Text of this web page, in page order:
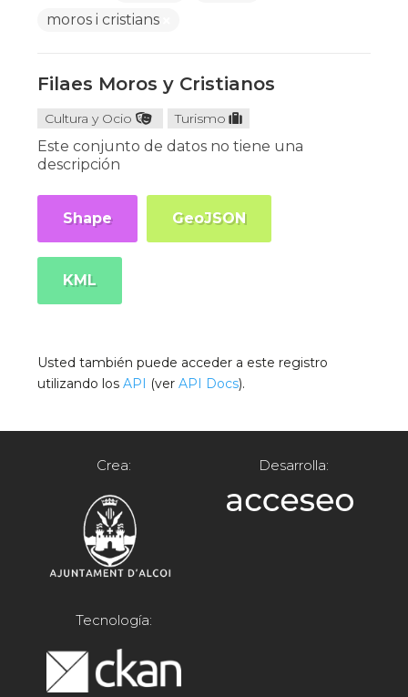
moros i cristians
Filaes Moros y Cristianos
Cultura y Ocio Turismo
Este conjunto de datos no tiene una
descripción
Shape GeoJSON
KML
Usted también puede acceder a este registro
utilizando losAPI (verAPI Docs).
Crea: Desarrolla:
Tecnología: